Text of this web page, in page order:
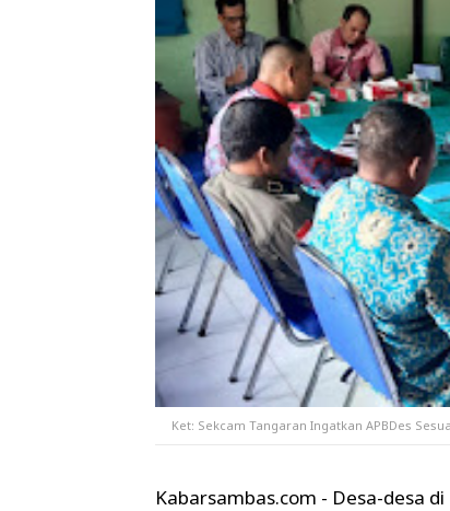
Ket: Sekcam Tangaran Ingatkan APBDes
Kabarsambas.com - Desa-desa